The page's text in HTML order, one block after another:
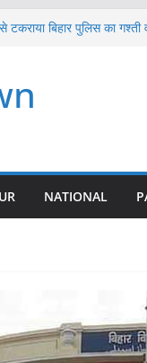
टकराया बिहार पुलिस का गश्ती
उपस्थिति के विरोध में
FIR
NATIONAL